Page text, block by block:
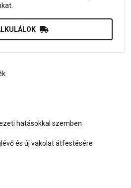
hatásokkal szemben
és új vakolat átfestésére